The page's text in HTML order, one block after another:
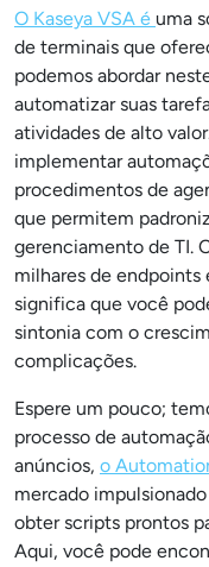
O Kaseya VSA é uma
de terminais que
podemos abordar
automatizar suas
atividades de alto
implementar
procedimentos de
que permitem
gerenciamento de TI.
milhares de endpoints
significa que você
sintonia com o
complicações.
Espere um pouco;
processo de
anúncios, o
mercado
obter scripts prontos
Aqui, você pode